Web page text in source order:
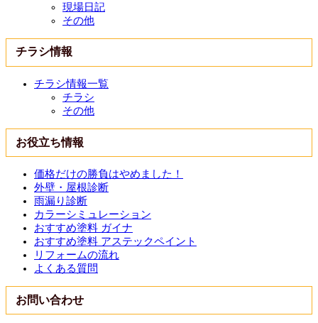
現場日記
その他
チラシ情報
チラシ情報一覧
チラシ
その他
お役立ち情報
価格だけの勝負はやめました！
外壁・屋根診断
雨漏り診断
カラーシミュレーション
おすすめ塗料 ガイナ
おすすめ塗料 アステックペイント
リフォームの流れ
よくある質問
お問い合わせ